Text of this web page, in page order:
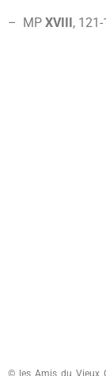
– MP XVIII, 121-
© les Amis du Vieux